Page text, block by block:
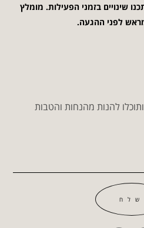
שינויים בזמני הפעילות. מומלץ
לפני ההגעה.
להנות מהנחות והטבות
שלח